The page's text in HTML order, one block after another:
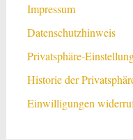
Impressum
Datenschutzhinweis
Privatsphäre-
Historie der
Einwilligungen